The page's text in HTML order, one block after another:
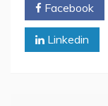
Facebook
Linkedin